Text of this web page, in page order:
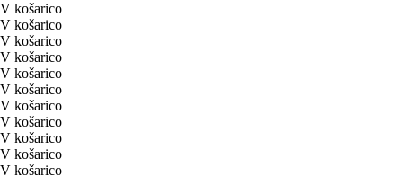
V košarico
V košarico
V košarico
V košarico
V košarico
V košarico
V košarico
V košarico
V košarico
V košarico
V košarico